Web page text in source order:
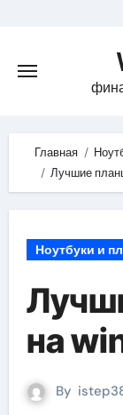
content
Главная
Лучшие
Ноутбуки и
на
By